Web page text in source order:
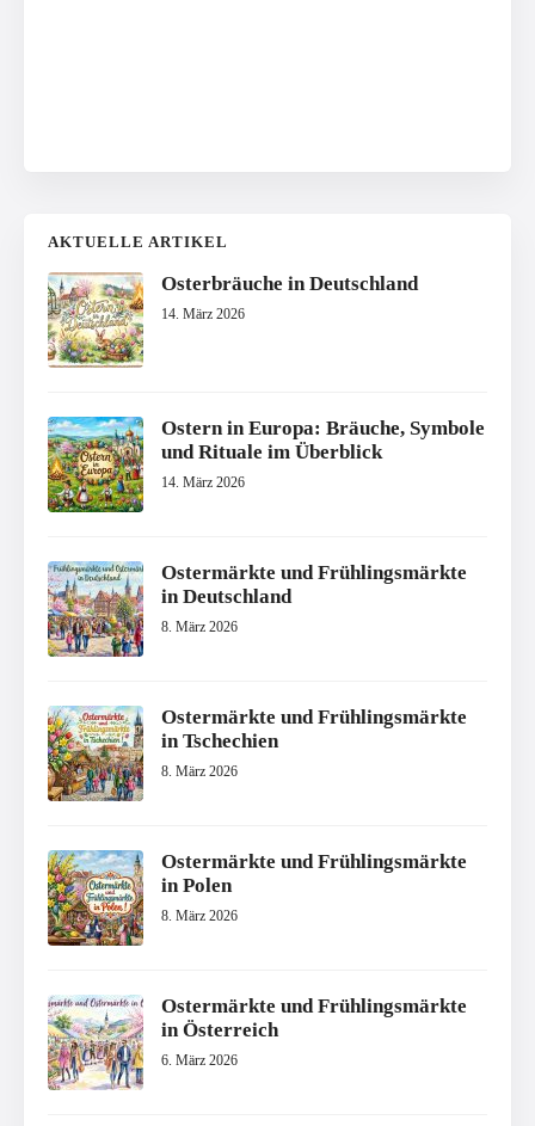
AKTUELLE ARTIKEL
Osterbräuche in Deutschland
14. März 2026
Ostern in Europa: Bräuche, Symbole
und Rituale im Überblick
14. März 2026
Ostermärkte und Frühlingsmärkte
in Deutschland
8. März 2026
Ostermärkte und Frühlingsmärkte
in Tschechien
8. März 2026
Ostermärkte und Frühlingsmärkte
in Polen
8. März 2026
Ostermärkte und Frühlingsmärkte
in Österreich
6. März 2026